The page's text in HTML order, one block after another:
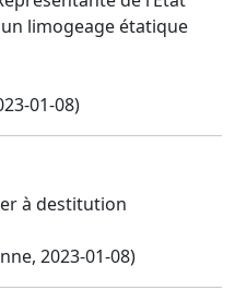
limogeage étatique
01-08)
à destitution
2023-01-08)